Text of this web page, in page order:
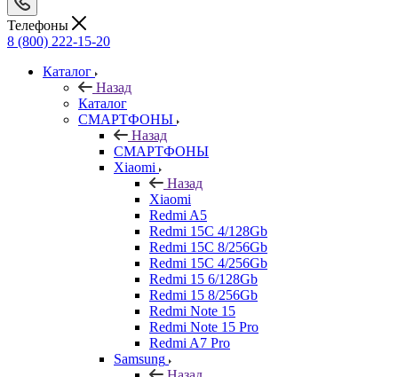
Телефоны
8 (800) 222-15-20
Каталог
Назад
Каталог
СМАРТФОНЫ
Назад
СМАРТФОНЫ
Xiaomi
Назад
Xiaomi
Redmi A5
Redmi 15C 4/128Gb
Redmi 15C 8/256Gb
Redmi 15C 4/256Gb
Redmi 15 6/128Gb
Redmi 15 8/256Gb
Redmi Note 15
Redmi Note 15 Pro
Redmi A7 Pro
Samsung